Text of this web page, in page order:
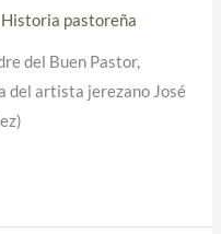
Historia pastoreña
del Buen Pastor,
del artista jerezano José